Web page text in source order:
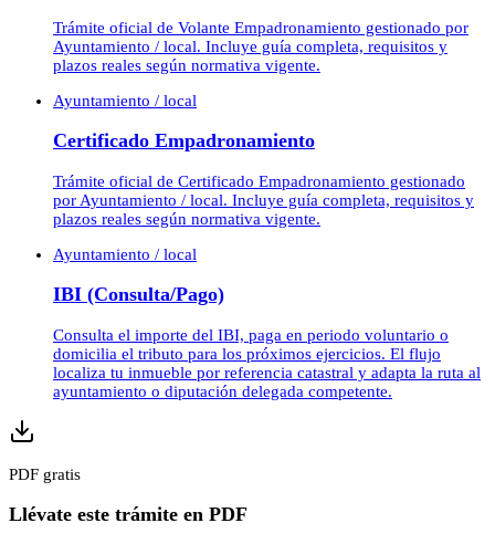
Trámite oficial de Volante Empadronamiento gestionado por
Ayuntamiento / local. Incluye guía completa, requisitos y
plazos reales según normativa vigente.
Ayuntamiento / local
Certificado Empadronamiento
Trámite oficial de Certificado Empadronamiento gestionado
por Ayuntamiento / local. Incluye guía completa, requisitos y
plazos reales según normativa vigente.
Ayuntamiento / local
IBI (Consulta/Pago)
Consulta el importe del IBI, paga en periodo voluntario o
domicilia el tributo para los próximos ejercicios. El flujo
localiza tu inmueble por referencia catastral y adapta la ruta al
ayuntamiento o diputación delegada competente.
PDF gratis
Llévate este trámite en PDF